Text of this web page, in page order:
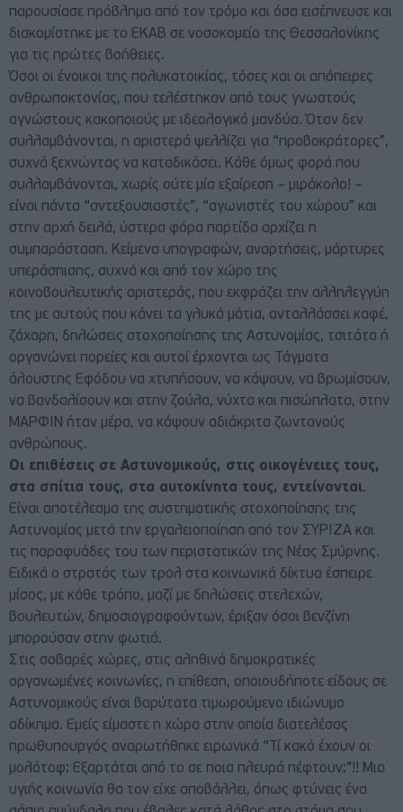
παρουσίασε πρόβλημα από τον τρόμο και όσα εισέπνευσε και
διακομίστηκε με το ΕΚΑΒ σε νοσοκομείο της Θεσσαλονίκης
για τις πρώτες βοήθειες.
Όσοι οι ένοικοι της πολυκατοικίας, τόσες και οι απόπειρες
ανθρωποκτονίας, που τελέστηκαν από τους γνωστούς
αγνώστους κακοποιούς με ιδεολογικό μανδύα. Όταν δεν
συλλαμβάνονται, η αριστερά ψελλίζει για “προβοκράτορες”,
συχνά ξεχνώντας να καταδικάσει. Κάθε όμως φορά που
συλλαμβάνονται, χωρίς ούτε μία εξαίρεση – μιράκολο! –
είναι πάντα “αντεξουσιαστές”, “αγωνιστές του χώρου” και
στην αρχή δειλά, ύστερα φόρα παρτίδα αρχίζει η
συμπαράσταση. Κείμενα υπογραφών, αναρτήσεις, μάρτυρες
υπεράσπισης, συχνά και από τον χώρο της
κοινοβουλευτικής αριστεράς, που εκφράζει την αλληλεγγύη
της με αυτούς που κάνει τα γλυκά μάτια, ανταλλάσσει καφέ,
ζάχαρη, δηλώσεις στοχοποίησης της Αστυνομίας, τσιτάτα ή
οργανώνει πορείες και αυτοί έρχονται ως Τάγματα
άλουστης Εφόδου να χτυπήσουν, να κάψουν, να βρωμίσουν,
να βανδαλίσουν και στην ζούλα, νύχτα και πισώπλατα, στην
ΜΑΡΦΙΝ ήταν μέρα, να κάψουν αδιάκριτα ζωντανούς
ανθρώπους.
Οι επιθέσεις σε Αστυνομικούς, στις οικογένειες τους,
στα σπίτια τους, στα αυτοκίνητα τους, εντείνονται.
Είναι αποτέλεσμα της συστηματικής στοχοποίησης της
Αστυνομίας μετά την εργαλειοποίηση από τον ΣΥΡΙΖΑ και
τις παραφυάδες του των περιστατικών της Νέας Σμύρνης.
Ειδικά ο στρατός των τρολ στα κοινωνικά δίκτυα έσπειρε
μίσος, με κάθε τρόπο, μαζί με δηλώσεις στελεχών,
βουλευτών, δημοσιογραφούντων, έριξαν όσοι βενζίνη
μπορούσαν στην φωτιά.
Στις σοβαρές χώρες, στις αληθινά δημοκρατικές
οργανωμένες κοινωνίες, η επίθεση, οποιουδήποτε είδους σε
Αστυνομικούς είναι βαρύτατα τιμωρούμενο ιδιώνυμο
αδίκημα. Εμείς είμαστε η χώρα στην οποία διατελέσας
πρωθυπουργός αναρωτήθηκε ειρωνικά “Τί κακό έχουν οι
μολότοφ; Εξαρτάται από το σε ποια πλευρά πέφτουν;”!! Μια
υγιής κοινωνία θα τον είχε αποβάλλει, όπως φτύνεις ένα